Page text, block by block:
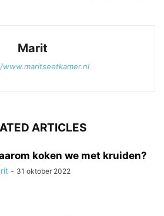
Marit
ARTICLES
koken we met kruiden?
- 31 oktober 2022